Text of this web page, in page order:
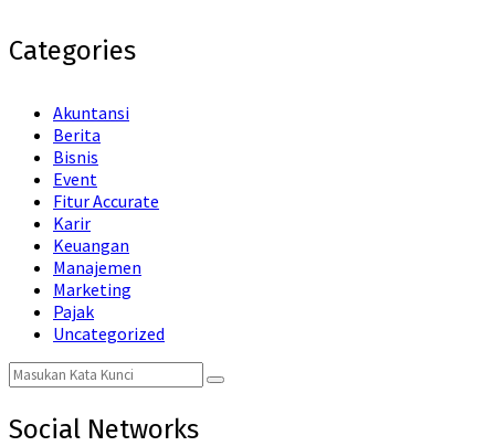
Categories
Akuntansi
Berita
Bisnis
Event
Fitur Accurate
Karir
Keuangan
Manajemen
Marketing
Pajak
Uncategorized
Search
for:
Search
Social Networks